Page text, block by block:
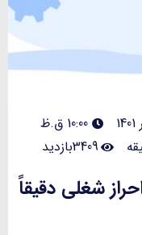
10:00 ق.ظ
3409بازدید
شغلی دقیقاً